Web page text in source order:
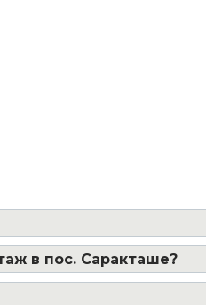
в пос. Саракташе?